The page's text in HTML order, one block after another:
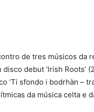
de tres músicos da
debut ‘Irish Roots’
‘Ti sfondo i bodrhàn –
da música celta e